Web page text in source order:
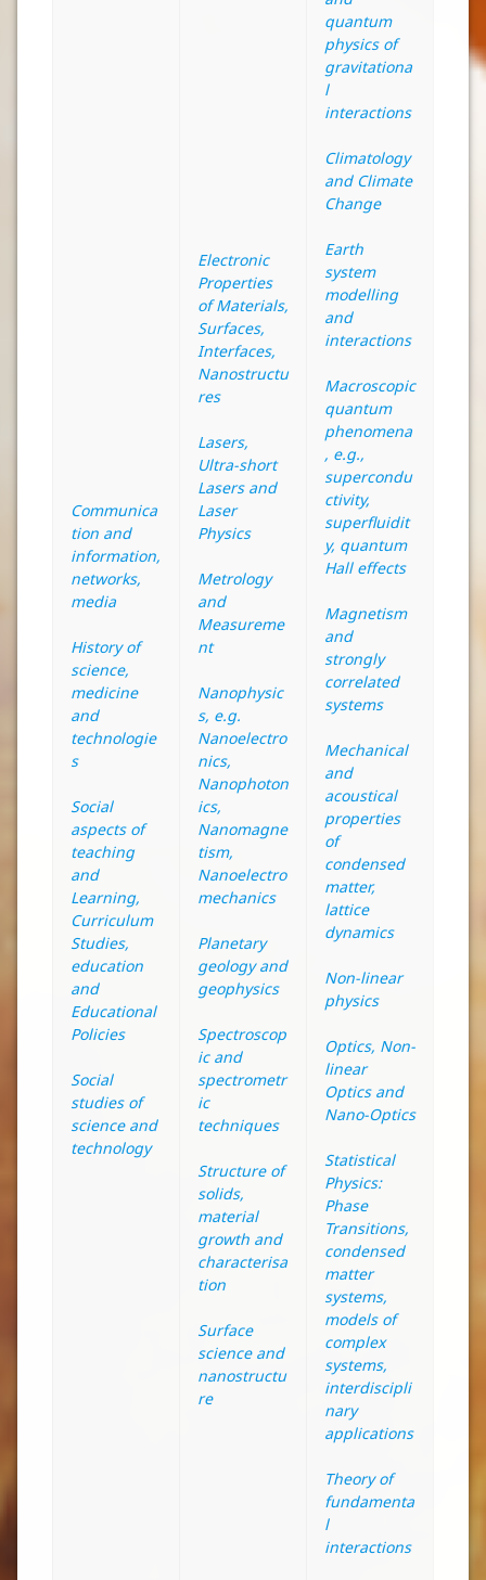
Communica
tion and
information,
networks,
media
History of
science,
medicine
and
technologie
s
Social
aspects of
teaching
and
Learning,
Curriculum
Studies,
education
and
Educational
Policies
Social
studies of
science and
technology
Electronic
Properties
of Materials,
Surfaces,
Interfaces,
Nanostructu
res
Lasers,
Ultra-short
Lasers and
Laser
Physics
Metrology
and
Measureme
nt
Nanophysic
s, e.g.
Nanoelectro
nics,
Nanophoton
ics,
Nanomagne
tism,
Nanoelectro
mechanics
Planetary
geology and
geophysics
Spectroscop
ic and
spectrometr
ic
techniques
Structure of
solids,
material
growth and
characterisa
tion
Surface
science and
nanostructu
re
quantum
physics of
gravitationa
l
interactions
Climatology
and Climate
Change
Earth
system
modelling
and
interactions
Macroscopic
quantum
phenomena
, e.g.,
supercondu
ctivity,
superfluidit
y, quantum
Hall effects
Magnetism
and
strongly
correlated
systems
Mechanical
and
acoustical
properties
of
condensed
matter,
lattice
dynamics
Non-linear
physics
Optics, Non-
linear
Optics and
Nano-Optics
Statistical
Physics:
Phase
Transitions,
condensed
matter
systems,
models of
complex
systems,
interdiscipli
nary
applications
Theory of
fundamenta
l
interactions